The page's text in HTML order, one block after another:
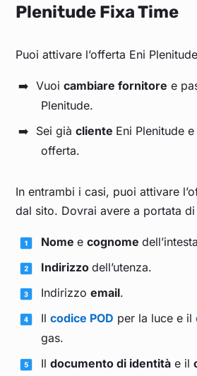
Plenitude Fixa Time
Puoi attivare l’offerta Eni
Vuoi cambiare fornitore e
Plenitude.
Sei già cliente Eni Plenitude
offerta.
In entrambi i casi, puoi attivare
dal sito. Dovrai avere a portata di
Nome e cognome
Indirizzo dell’utenza.
Indirizzo email.
Il codice POD per la luce e il
gas.
Il documento di identità e il